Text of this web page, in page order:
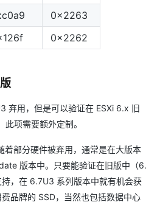
0x2263
0x2262
弃用，但是可以验证在 ESXi 6.x 旧
项需要额外定制。
着部分硬件被弃用，通常是在大版本
版本中。只要能验证在旧版中（6.
，在 6.7U3 系列版本中就有机会获
品牌的 SSD，当然也包括数据中心